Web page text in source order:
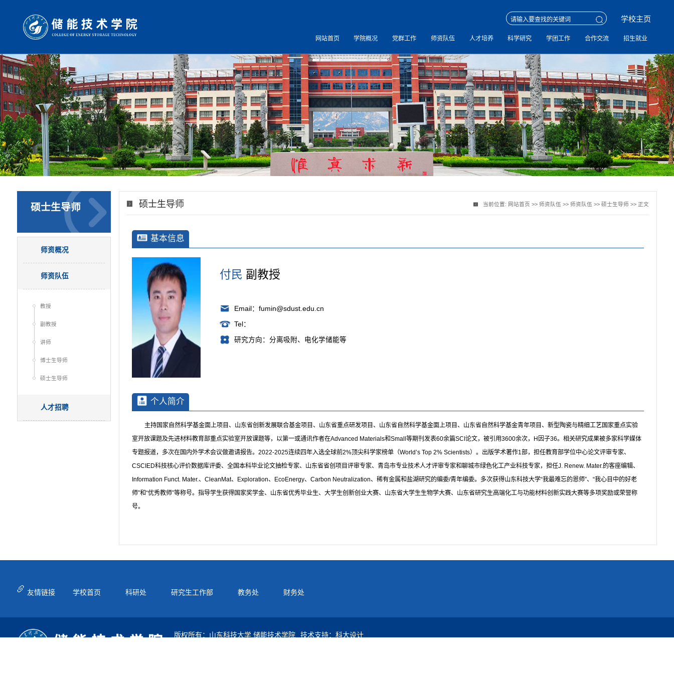
学校主页
网站首页 学院概况 党群工作 师资队伍 人才培养 科学研究 学团工作 合作交流 招生就业
硕士生导师
师资概况
师资队伍
教授
副教授
讲师
博士生导师
硕士生导师
人才招聘
硕士生导师 当前位置: 网站首页 >> 师资队伍 >> 师资队伍 >>硕士生导师 >> 正文
基本信息
付民 副教授
Email：fumin@sdust.edu.cn
Tel：
研究方向：分离吸附、电化学储能等
个人简介
主持国家自然科学基金面上项目、山东省创新发展联合基金项目、山东省重点研发项目、山东省自然科学基金面上项目、山东省自然科学基金青年项目、新型陶瓷与精细工艺国家重点实验
室开放课题及先进材料教育部重点实验室开放课题等，以第一或通讯作者在Advanced Materials和Small等期刊发表60余篇SCI论文，被引用3600余次，H因子36。相关研究成果被多家科学媒体
专题报道，多次在国内外学术会议做邀请报告。2022-2025连续四年入选全球前2%顶尖科学家榜单（World’s Top 2% Scientists）。出版学术著作1部，担任教育部学位中心论文评审专家、
CSCIED科技核心评价数据库评委、全国本科毕业论文抽检专家、山东省省创项目评审专家、青岛市专业技术人才评审专家和聊城市绿色化工产业科技专家，担任J. Renew. Mater.的客座编辑、
Information Funct. Mater.、CleanMat、Exploration、EcoEnergy、Carbon Neutralization、稀有金属和盐湖研究的编委/青年编委。多次获得山东科技大学“我最难忘的恩师”、“我心目中的好老
师”和“优秀教师”等称号。指导学生获得国家奖学金、山东省优秀毕业生、大学生创新创业大赛、山东省大学生生物学大赛、山东省研究生高端化工与功能材料创新实践大赛等多项奖励或荣誉称
号。
友情链接 学校首页 科研处 研究生工作部 教务处 财务处
版权所有：山东科技大学 储能技术学院
技术支持：科大设计